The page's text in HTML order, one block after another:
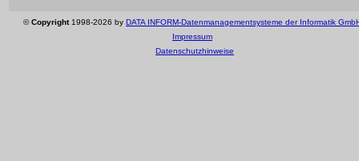
©Copyright1998-2026 by DATA INFORM-Datenmanagementsysteme der Informatik
Impressum
Datenschutzhinweise